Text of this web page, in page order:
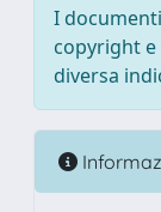
I
copyright
diversa